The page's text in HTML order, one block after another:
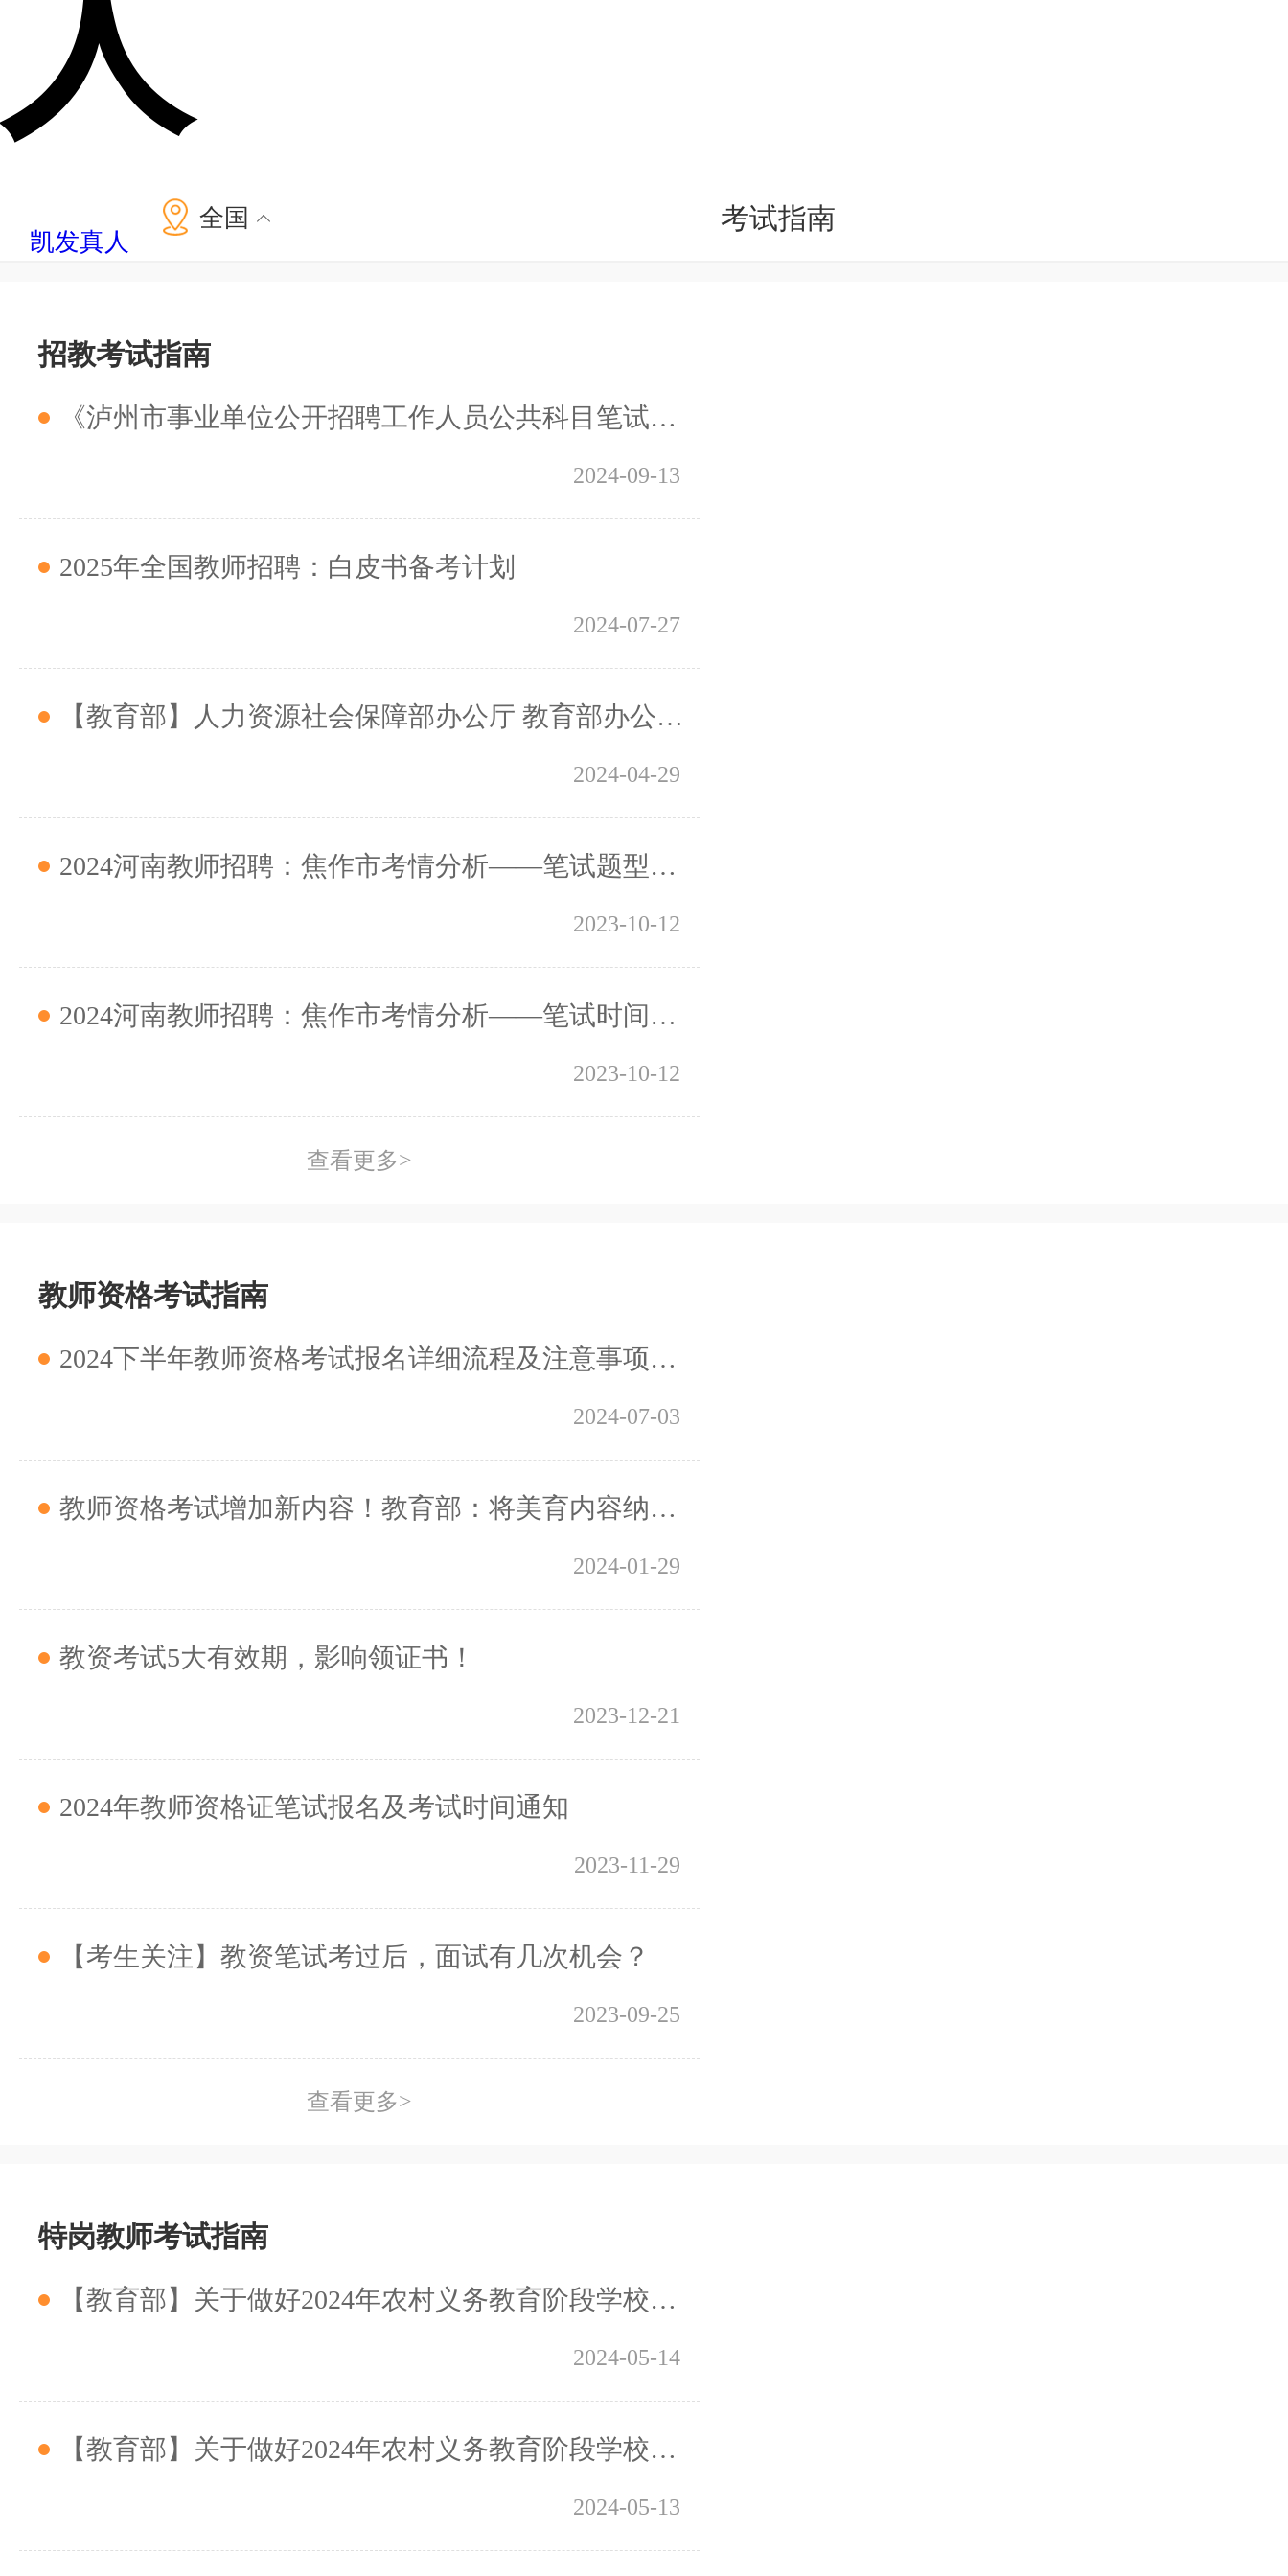
人
考试指南
凯发真人
全国
招教考试指南
《泸州市事业单位公开招聘工作人员公共科目笔试考试大纲》，2024年9月30日起执行
2024-09-13
2025年全国教师招聘：白皮书备考计划
2024-07-27
【教育部】人力资源社会保障部办公厅 教育部办公厅关于做好2024年中小学幼儿园教师公开招聘工作的通知
2024-04-29
2024河南教师招聘：焦作市考情分析——笔试题型题量
2023-10-12
2024河南教师招聘：焦作市考情分析——笔试时间和笔试内容
2023-10-12
查看更多>
教师资格考试指南
2024下半年教师资格考试报名详细流程及注意事项！转发收藏
2024-07-03
教师资格考试增加新内容！教育部：将美育内容纳入教师资格考试
2024-01-29
教资考试5大有效期，影响领证书！
2023-12-21
2024年教师资格证笔试报名及考试时间通知
2023-11-29
【考生关注】教资笔试考过后，面试有几次机会？
2023-09-25
查看更多>
特岗教师考试指南
【教育部】关于做好2024年农村义务教育阶段学校教师特设岗位计划实施工作的通知（河南中央特岗招聘2195人）
2024-05-14
【教育部】关于做好2024年农村义务教育阶段学校教师特设岗位计划实施工作的通知（附各地设岗名额分配表）
2024-05-13